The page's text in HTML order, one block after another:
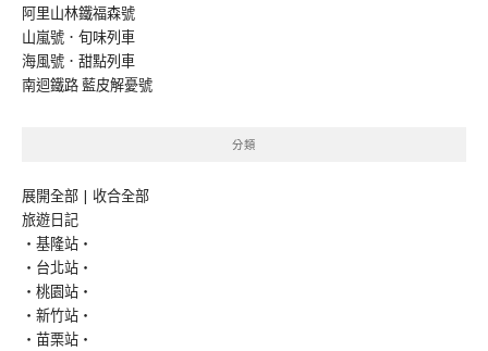
阿里山林鐵福森號
山嵐號．旬味列車
海風號．甜點列車
南迴鐵路 藍皮解憂號
分類
展開全部 | 收合全部
旅遊日記
‧基隆站‧
‧台北站‧
‧桃園站‧
‧新竹站‧
‧苗栗站‧